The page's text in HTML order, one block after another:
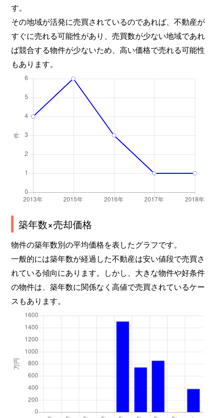
す。
その地域が活発に売買されているのであれば、不動産が
すぐに売れる可能性があり、売買数が少ない地域であれ
ば競合する物件が少ないため、高い価格で売れる可能性
もあります。
築年数×売却価格
物件の築年数別の平均価格を表したグラフです。
一般的には築年数が経過した不動産は安い値段で売買さ
れている傾向にあります。しかし、大きな物件や好条件
の物件は、築年数に関係なく高値で売買されているケー
スもあります。